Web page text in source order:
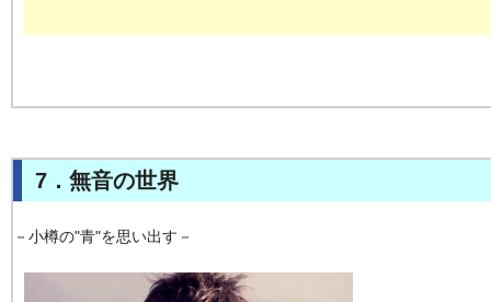
7．無音の世界
－小樽の"青"を思い出す－